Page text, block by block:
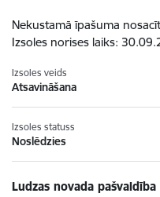
Nekustamā īpašuma
Izsoles norises laiks:
Izsoles veids
Atsavināšana
Izsoles statuss
Noslēdzies
Ludzas novada